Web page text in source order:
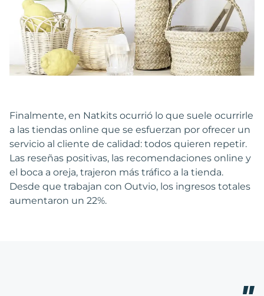
Finalmente, en Natkits ocurrió lo que suele ocurrirle
a las tiendas online que se esfuerzan por ofrecer un
servicio al cliente de calidad: todos quieren repetir.
Las reseñas positivas, las recomendaciones online y
el boca a oreja, trajeron más tráfico a la tienda.
Desde que trabajan con Outvio, los ingresos totales
aumentaron un 22%.